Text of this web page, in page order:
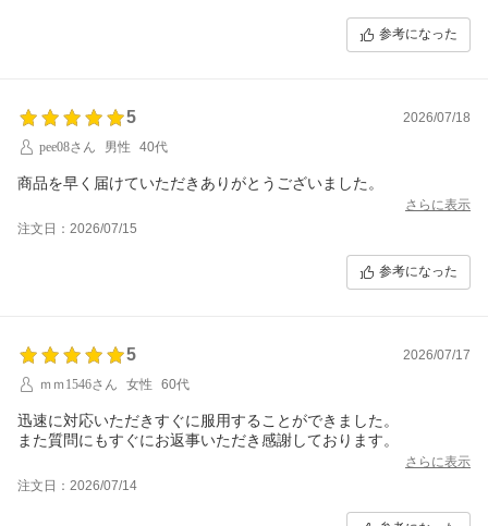
参考になった
5
2026/07/18
pee08さん
男性 40代
商品を早く届けていただきありがとうございました。
さらに表示
注文日：2026/07/15
参考になった
5
2026/07/17
ｍｍ1546さん
女性 60代
迅速に対応いただきすぐに服用することができました。
また質問にもすぐにお返事いただき感謝しております。
さらに表示
注文日：2026/07/14